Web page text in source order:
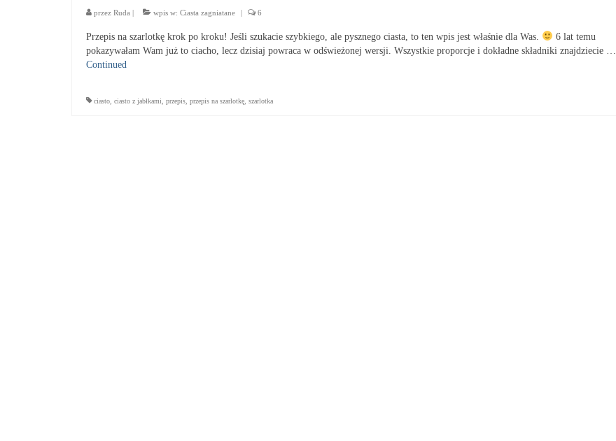
przez Ruda | wpis w: Ciasta zagniatane | 6
Przepis na szarlotkę krok po kroku! Jeśli szukacie szybkiego, ale pysznego ciasta, to ten wpis jest właśnie dla Was.
6 lat temu
pokazywałam Wam już to ciacho, lecz dzisiaj powraca w odświeżonej wersji. Wszystkie proporcje i dokładne składniki znajdziecie …
Continued
ciasto ciasto z jabłkami przepis przepis na szarlotkę szarlotka